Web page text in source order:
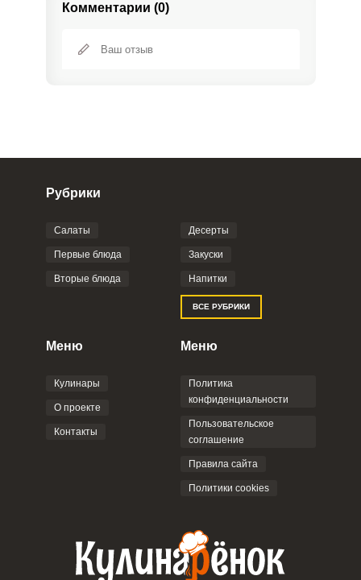
Комментарии (0)
Фото до 4 шт, до 5 mb
Отправляя эту форму, вы соглашаетесь с
Политикой
Пользовательским
соглашением
Рубрики
Салаты
Первые блюда
Вторые блюда
Десерты
Закуски
Напитки
ВСЕ РУБРИКИ
Меню
Кулинары
О проекте
Контакты
Меню
Политика
конфиденциальности
Пользовательское
соглашение
Правила сайта
Политики cookies